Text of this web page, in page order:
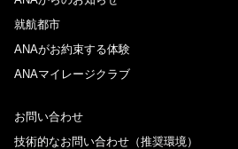
就航都市
ANAがお約束する体験
ANAマイレージクラブ
お問い合わせ
技術的なお問い合わせ（推奨環境）